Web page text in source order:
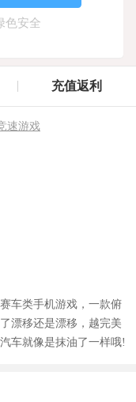
色安全
充值返利
速游戏
车类手机游戏，一款俯
漂移还是漂移，越完美
车就像是抹油了一样哦!